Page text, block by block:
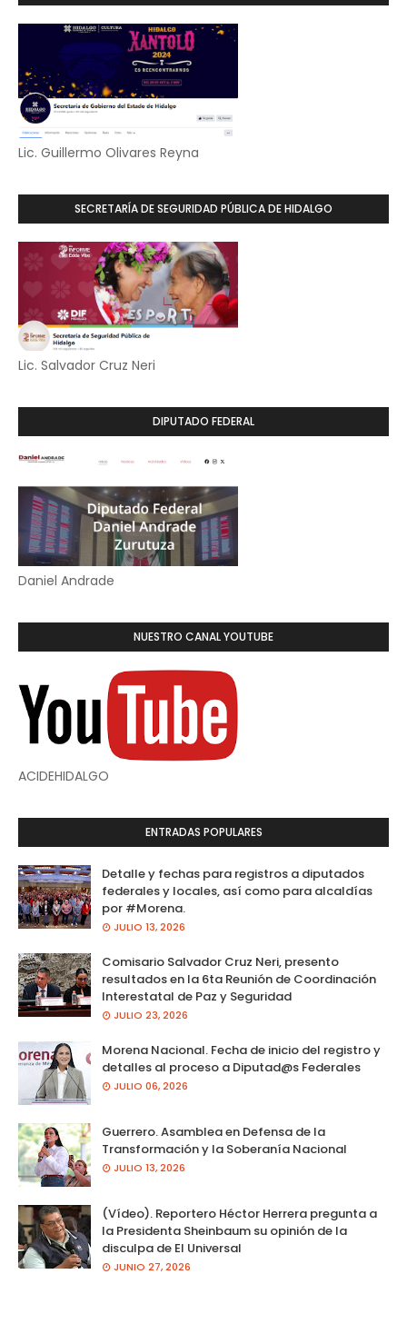
Lic. Guillermo Olivares Reyna
SECRETARÍA DE SEGURIDAD PÚBLICA DE HIDALGO
Lic. Salvador Cruz Neri
DIPUTADO FEDERAL
Daniel Andrade
NUESTRO CANAL YOUTUBE
ACIDEHIDALGO
ENTRADAS POPULARES
Detalle y fechas para registros a diputados
federales y locales, así como para alcaldías
por #Morena.
JULIO 13, 2026
Comisario Salvador Cruz Neri, presento
resultados en la 6ta Reunión de Coordinación
Interestatal de Paz y Seguridad
JULIO 23, 2026
Morena Nacional. Fecha de inicio del registro y
detalles al proceso a Diputad@s Federales
JULIO 06, 2026
Guerrero. Asamblea en Defensa de la
Transformación y la Soberanía Nacional
JULIO 13, 2026
(Vídeo). Reportero Héctor Herrera pregunta a
la Presidenta Sheinbaum su opinión de la
disculpa de El Universal
JUNIO 27, 2026